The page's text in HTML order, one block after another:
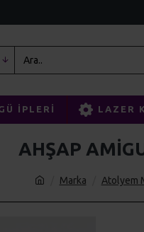
İPLERI LAZER
Marka Atolyem
AHŞAP